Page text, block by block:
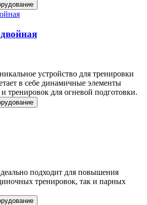
двойная
устройство для тренировки
в себе динамичные элементы
тренировок для огневой подготовки.
подходит для повышения
тренировок, так и парных